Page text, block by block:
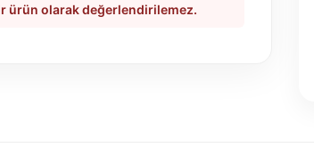
ürün olarak değerlendirilemez.